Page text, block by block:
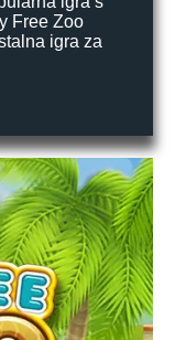
Free Zoo
igra za